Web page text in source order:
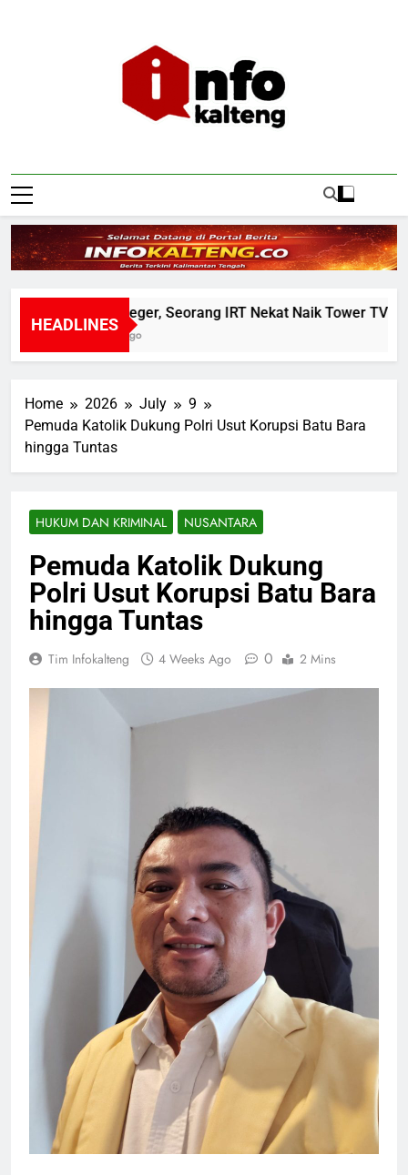
Infokalteng
HEADLINES
Warga Geger, Seorang IRT Nekat Naik Tower TVRI
23 Hours Ago
Home 2026 July
9
Pemuda Katolik Dukung Polri Usut Korupsi Batu Bara
hingga Tuntas
HUKUM DAN KRIMINAL NUSANTARA
Pemuda Katolik Dukung
Polri Usut Korupsi Batu Bara
hingga Tuntas
Tim Infokalteng 4 Weeks Ago 0 2 Mins